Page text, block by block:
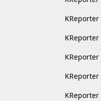
KReporter
KReporter
KReporter
KReporter
KReporter